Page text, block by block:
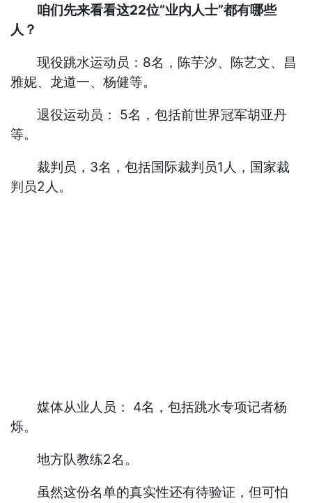
咱们先来看看这22位“业内人士”都有哪些
人？
现役跳水运动员：8名，陈芋汐、陈艺文、昌
雅妮、龙道一、杨健等。
退役运动员： 5名，包括前世界冠军胡亚丹
等。
裁判员，3名，包括国际裁判员1人，国家裁
判员2人。
媒体从业人员： 4名，包括跳水专项记者杨
烁。
地方队教练2名。
虽然这份名单的真实性还有待验证，但可怕